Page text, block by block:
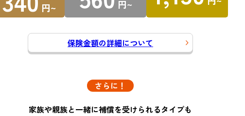
円~ 円~
保険金額の詳細について
さらに！
家族や親族と一緒に補償を受けられるタイプも